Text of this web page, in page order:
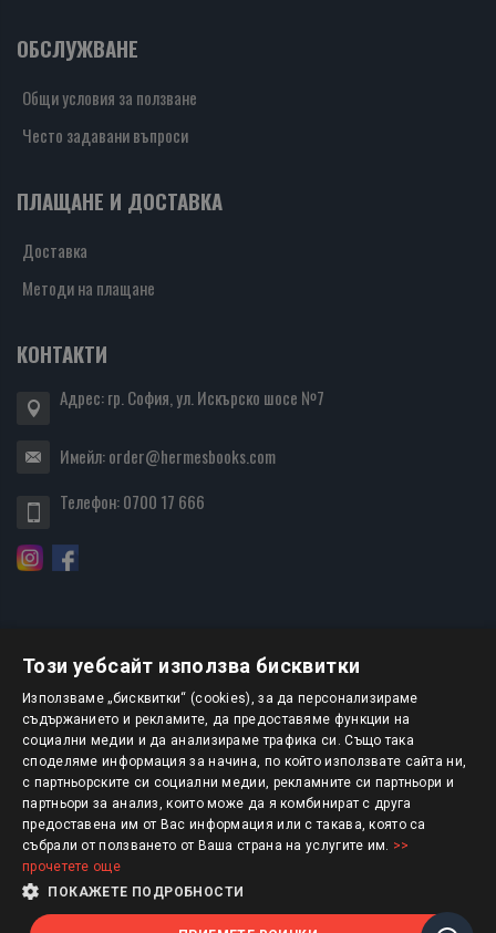
ОБСЛУЖВАНЕ
Общи условия за ползване
Често задавани въпроси
ПЛАЩАНЕ И ДОСТАВКА
Доставка
Методи на плащане
КОНТАКТИ
Адрес: гр. София, ул. Искърско шосе №7
Имейл:order@hermesbooks.com
Телефон:0700 17 666
БЮЛЕТИН
АБОНИРАНЕ
Авторско право © 2025 HERMESBOOKS.BG
1 EUR = 1.95583 BGN
Този уебсайт използва бисквитки
Използваме „бисквитки“ (cookies), за да персонализираме
съдържанието и рекламите, да предоставяме функции на
социални медии и да анализираме трафика си. Също така
споделяме информация за начина, по който използвате сайта ни,
с партньорските си социални медии, рекламните си партньори и
партньори за анализ, които може да я комбинират с друга
предоставена им от Вас информация или с такава, която са
събрали от ползването от Ваша страна на услугите им. >>
прочетете още
ПОКАЖЕТЕ ПОДРОБНОСТИ